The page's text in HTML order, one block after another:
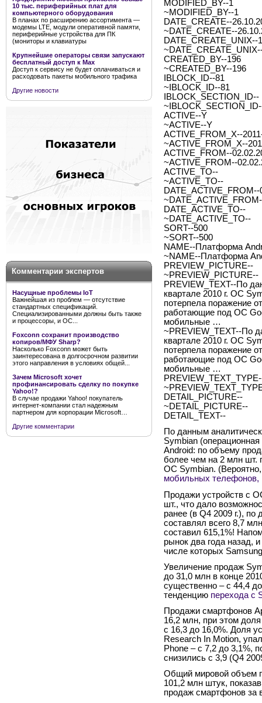
10 тыс. периферийных плат для
компьютерного оборудования
В планах по расширению ассортимента —
модемы LTE, модули оперативной памяти,
периферийные устройства для ПК
(мониторы и клавиатуры
Крупнейшие операторы связи запускают
бесплатный доступ к Мах
Доступ к сервису не будет оплачиваться и
расходовать пакеты мобильного трафика
Другие новости
Комментарии экспертов
Насущные проблемы IoT
Важнейшая из проблем — отсутствие
стандартных спецификаций.
Специализированными должны быть также
и процессоры, и ОС...
Foxconn сохранит производство
копиров/МФУ Sharp?
Насколько Foxconn может быть
заинтересована в долгосрочном развитии
этого направления в условиях общей...
Зачем Microsoft хочет
профинансировать сделку по покупке
Yahoo!?
В случае продажи Yahoo! покупатель
интернет-компании стал надежным
партнером для корпорации Microsoft…
Другие комментарии
MODIFIED_BY--1
~MODIFIED_BY--1
DATE_CREATE--
~DATE_CREATE--
DATE_CREATE_UNIX--
CREATED_BY--196
~CREATED_BY--196
IBLOCK_ID--81
~IBLOCK_ID--81
IBLOCK_SECTION_ID--
ACTIVE--Y
~ACTIVE--Y
ACTIVE_FROM_X--
~ACTIVE_FROM_X--
ACTIVE_FROM--
~ACTIVE_FROM--
ACTIVE_TO--
~ACTIVE_TO--
DATE_ACTIVE_FROM--
DATE_ACTIVE_TO--
~DATE_ACTIVE_TO--
SORT--500
~SORT--500
NAME--Платформа
~NAME--Платформа
PREVIEW_PICTURE--
~PREVIEW_PICTURE--
PREVIEW_TEXT--По
квартале 2010 г. ОС
потерпела поражение
работающие под ОС
мобильные …
~PREVIEW_TEXT--По
квартале 2010 г. ОС
потерпела поражение
работающие под ОС
мобильные …
DETAIL_PICTURE--
~DETAIL_PICTURE--
DETAIL_TEXT--
По данным
Symbian
Android: по объему
более чем на 2 млн шт.
ОС Symbian.
мобильных телефонов,
Продажи устройств с
шт., что дало
ранее (в Q4 2009 г.),
составлял всего 8,7
составил 615,1%!
рынок два года назад,
числе которых
Увеличение продаж
до 31,0 млн в конце
существенно – с 44,4
тенденцию перехода с
Продажи смартфонов
16,2 млн, при этом
с 16,3 до 16,0%. Доля
Research In Motion,
Phone – с 7,2 до 3,1%,
снизились с 3,9 (Q4
Общий мировой объем
101,2 млн штук,
продаж смартфонов за